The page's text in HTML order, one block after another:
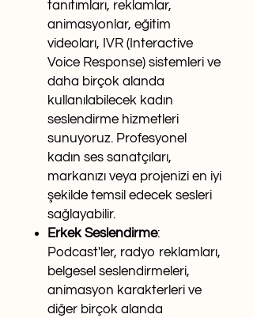
tanıtımları, reklamlar,
animasyonlar, eğitim
videoları, IVR (Interactive
Voice Response) sistemleri ve
daha birçok alanda
kullanılabilecek kadın
seslendirme hizmetleri
sunuyoruz. Profesyonel
kadın ses sanatçıları,
markanızı veya projenizi en iyi
şekilde temsil edecek sesleri
sağlayabilir.
Erkek Seslendirme:
Podcast'ler, radyo reklamları,
belgesel seslendirmeleri,
animasyon karakterleri ve
diğer birçok alanda